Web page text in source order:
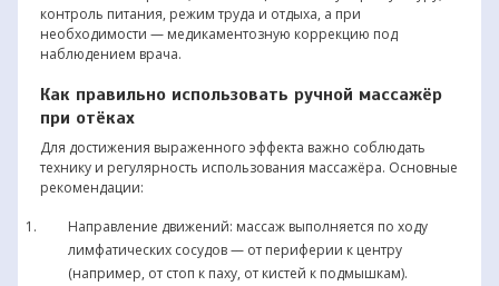
контроль питания, режим труда и отдыха, а при
необходимости — медикаментозную коррекцию под
наблюдением врача.
Как правильно использовать ручной массажёр
при отёках
Для достижения выраженного эффекта важно соблюдать
технику и регулярность использования массажёра. Основные
рекомендации:
Направление движений: массаж выполняется по ходу
лимфатических сосудов — от периферии к центру
(например, от стоп к паху, от кистей к подмышкам).